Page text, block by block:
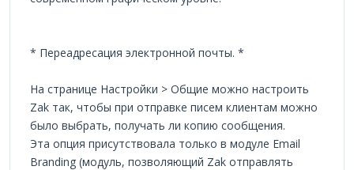
* Переадресация электронной почты. *
На странице Настройки > Общие можно настроить
Zak так, чтобы при отправке писем клиентам можно
было выбрать, получать ли копию сообщения.
Эта опция присутствовала только в модуле Email
Branding (модуль, позволяющий Zak отправлять